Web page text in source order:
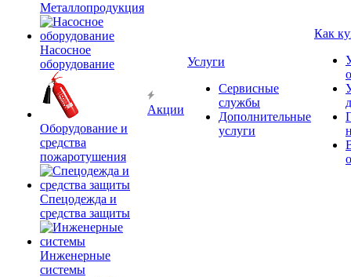
Металлопродукция
Насосное
оборудование
Оборудование и
средства
пожаротушения
Спецодежда и
средства защиты
Инженерные
системы
Акции
Услуги
Сервисные
службы
Дополнительные
услуги
Как